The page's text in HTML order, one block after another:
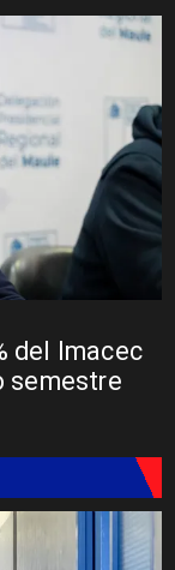
del Imacec
semestre